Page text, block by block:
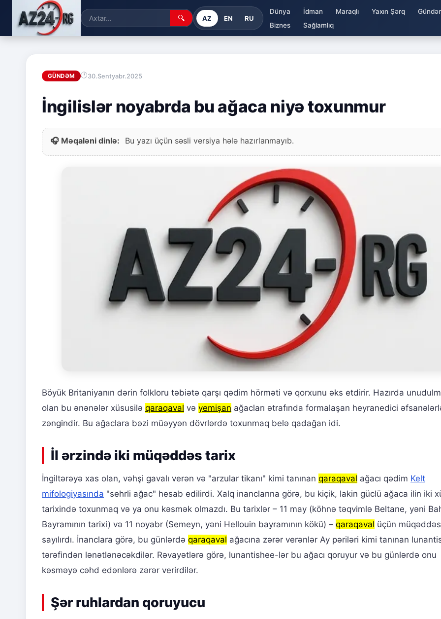
🔍 AZ EN RU
Dünya İdman Maraqlı Yaxın Şərq
Biznes
Sağlamlıq
GÜNDƏM 30.Sentyabr.2025
İngilislər noyabrda bu ağaca niyə toxunmur
🎧 Məqaləni dinlə: Bu yazı üçün səsli versiya hələ hazırlanmayıb.
Böyük Britaniyanın dərin folkloru təbiətə qarşı qədim hörməti və qorxunu əks etdirir. Hazırda
olan bu ənənələr xüsusilə qaraqaval və yemişan ağacları ətrafında formalaşan heyranedici
zəngindir. Bu ağaclara bəzi müəyyən dövrlərdə toxunmaq belə qadağan idi.
İl ərzində iki müqəddəs tarix
İngiltərəyə xas olan, vəhşi gavalı verən və "arzular tikanı" kimi tanınan qaraqaval ağacı qədim Kelt
mifologiyasında "sehrli ağac" hesab edilirdi. Xalq inanclarına görə, bu kiçik, lakin güclü ağaca ilin iki
tarixində toxunmaq və ya onu kəsmək olmazdı. Bu tarixlər – 11 may (köhnə təqvimlə Beltane, yəni
Bayramının tarixi) və 11 noyabr (Semeyn, yəni Hellouin bayramının kökü) – qaraqaval üçün müqəddəs
sayılırdı. İnanclara görə, bu günlərdə qaraqaval ağacına zərər verənlər Ay pəriləri kimi tanınan
tərəfindən lənətlənəcəkdilər. Rəvayətlərə görə, lunantishee-lər bu ağacı qoruyur və bu günlərdə onu
kəsməyə cəhd edənlərə zərər verirdilər.
Şər ruhlardan qoruyucu